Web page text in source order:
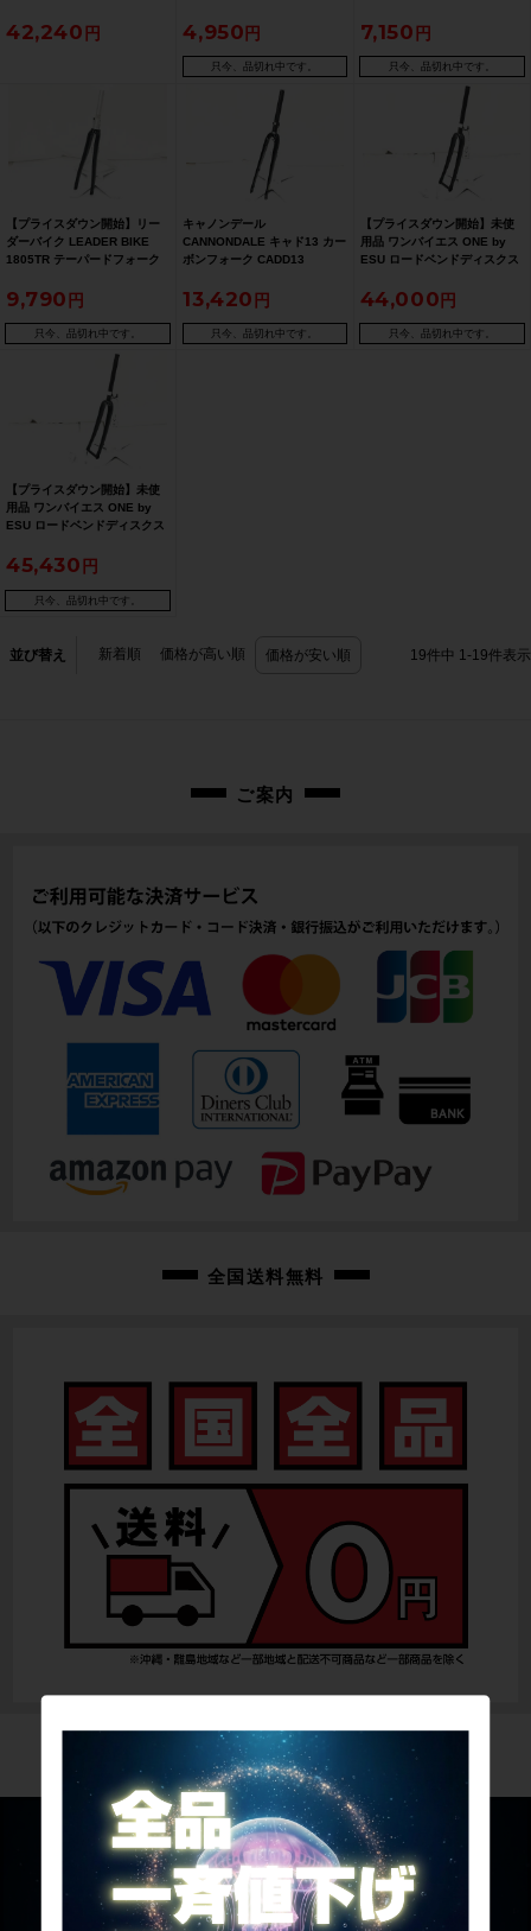
得SALE】
42,240 4,950
只今、品切れ中です。
700C【お買い得SALE】
7,150
只今、品切れ中です。
【プライスダウン開始】リー
ダーバイク LEADER BIKE
1805TR テーパードフォーク
買い得SALE】
9,790
只今、品切れ中です。
キャノンデール
CANNONDALE キャド13 カー
ボンフォーク CADD13
13,420
只今、品切れ中です。
【プライスダウン開始】未使
用品 ワンバイエス ONE by
ESU ロードベンドディスクス
700C【お買い得SALE】
44,000
只今、品切れ中です。
【プライスダウン開始】未使
用品 ワンバイエス ONE by
ESU ロードベンドディスクス
700C【お買い得SALE】
45,430
只今、品切れ中です。
並び替え 新着順 価格が高い順 価格が安い順 19件中 1-19件表示
ご案内
全国送料無料
SUMMER♥一斉値下げ♥SALE